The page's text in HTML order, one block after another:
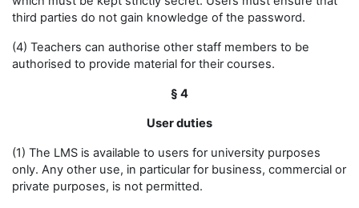
third parties do not gain knowledge of the password.
(4) Teachers can authorise other staff members to be
authorised to provide material for their courses.
§ 4
User duties
(1) The LMS is available to users for university purposes
only. Any other use, in particular for business, commercial or
private purposes, is not permitted.